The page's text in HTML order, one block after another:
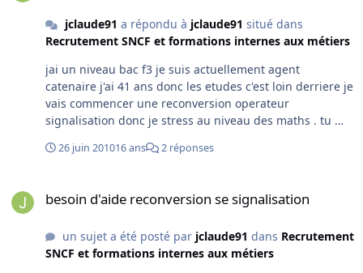
jclaude91 a répondu à jclaude91 situé dans
Recrutement SNCF et formations internes aux métiers
jai un niveau bac f3 je suis actuellement agent
catenaire j'ai 41 ans donc les etudes c'est loin derriere je
vais commencer une reconversion operateur
signalisation donc je stress au niveau des maths . tu me
connais plus rien .. merci de ta reponse
26 juin 201016 ans 2 réponses
besoin d'aide reconversion se signalisation
un sujet a été posté par jclaude91 dans Recrutement
SNCF et formations internes aux métiers